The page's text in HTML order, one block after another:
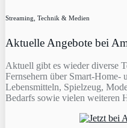
Streaming, Technik & Medien
Aktuelle Angebote bei
Aktuell gibt es wieder diverse
Fernsehern über Smart-Home-
Lebensmitteln, Spielzeug,
Bedarfs sowie vielen weiteren